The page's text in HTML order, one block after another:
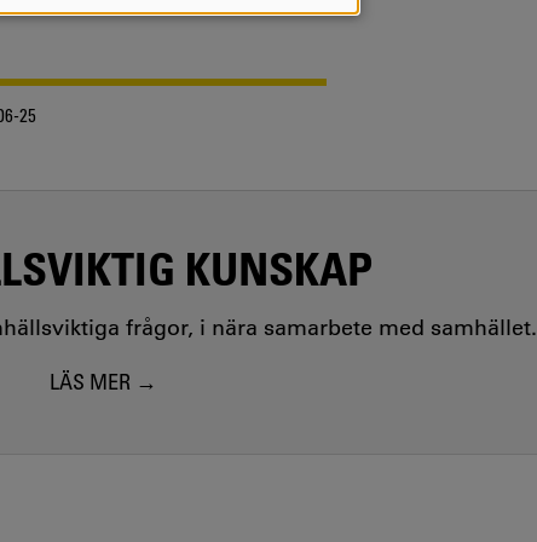
25
KUNSKAP
frågor, i nära samarbete med samhället.
LÄS MER